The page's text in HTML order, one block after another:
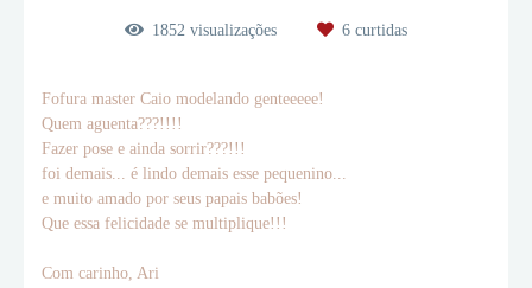
1852 visualizações 6 curtidas
Fofura master Caio modelando genteeeee!
Quem aguenta???!!!!
Fazer pose e ainda sorrir???!!!
foi demais... é lindo demais esse pequenino...
e muito amado por seus papais babões!
Que essa felicidade se multiplique!!!
Com carinho, Ari